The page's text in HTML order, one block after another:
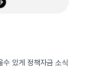
수 있게 정책자금 소식